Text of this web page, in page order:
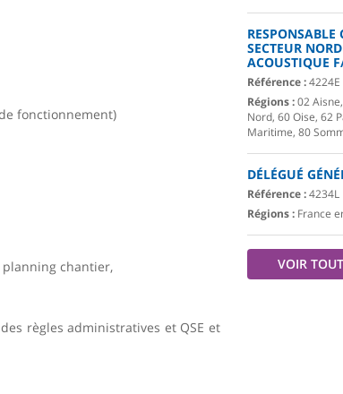
fonctionnement)
planning chantier,
règles administratives et QSE et
SECTEUR
ACOUSTIQUE
Référence :4224E
Régions :02
Nord, 60 Oise, 62
Maritime, 80
DÉLÉGUÉ
Référence :4234L
Régions :France
VOIR